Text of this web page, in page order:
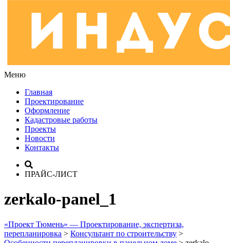
Меню
Главная
Проектирование
Оформление
Кадастровые работы
Проекты
Новости
Контакты
ПРАЙС-ЛИСТ
zerkalo-panel_1
«Проект Тюмень» — Проектирование, экспертиза,
перепланировка > Консультант по строительству >